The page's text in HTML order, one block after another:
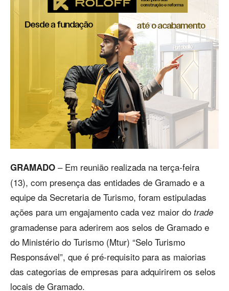
GRAMADO – Em reunião realizada na terça-feira
(13), com presença das entidades de Gramado e a
equipe da Secretaria de Turismo, foram estipuladas
ações para um engajamento cada vez maior do trade
gramadense para aderirem aos selos de Gramado e
do Ministério do Turismo (Mtur) “Selo Turismo
Responsável”, que é pré-requisito para as maiorias
das categorias de empresas para adquirirem os selos
locais de Gramado.